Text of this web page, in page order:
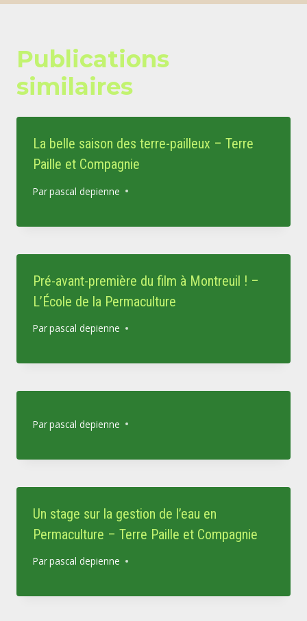
Publications
similaires
La belle saison des terre-pailleux – Terre
Paille et Compagnie
Parpascal depienne
Pré-avant-première du film à Montreuil ! –
L’École de la Permaculture
Parpascal depienne
Parpascal depienne
Un stage sur la gestion de l’eau en
Permaculture – Terre Paille et Compagnie
Parpascal depienne